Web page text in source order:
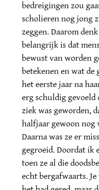
bedreigingen zou
scholieren nog jong
zeggen. Daarom
belangrijk is dat
bewust van worden
betekenen en wat
het eerste jaar na
erg schuldig gevoeld
ziek was geworden,
halfjaar gewoon nog
Daarna was ze er
gegroeid. Doordat ik
toen ze al die
echt bergafwaarts.